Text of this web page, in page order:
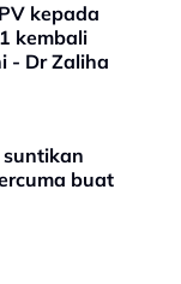
kepada
kembali
- Dr Zaliha
suntikan
buat